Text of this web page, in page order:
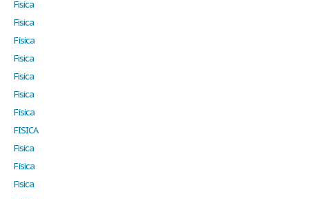
Fisica
Fisica
Física
Fisica
Fisica
Fisica
Física
FISICA
Fisica
Física
Fisica